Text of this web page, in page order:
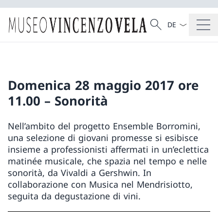
Recherche
Recherche
La langue
Domenica 28 maggio 2017 ore
11.00 – Sonorità
Nell’ambito del progetto Ensemble Borromini,
una selezione di giovani promesse si esibisce
insieme a professionisti affermati in un’eclettica
matinée musicale, che spazia nel tempo e nelle
sonorità, da Vivaldi a Gershwin. In
collaborazione con Musica nel Mendrisiotto,
seguita da degustazione di vini.